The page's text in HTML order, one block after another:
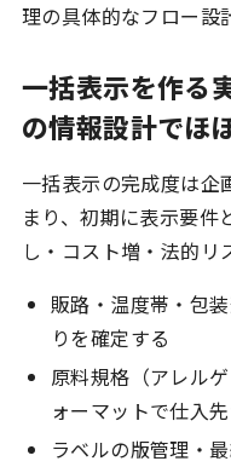
理の具体的なフロー設
一括表示を作る
の情報設計でほ
一括表示の完成度は企
まり、初期に表示要
し・コスト増・法的リ
販路・温度帯・包
りを確定する
原料規格（アレル
ォーマットで仕入
ラベルの版管理・